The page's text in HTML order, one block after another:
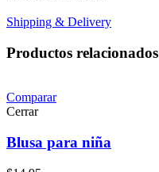
Shipping & Delivery
Productos relacionados
Comparar
Cerrar
Blusa para niña